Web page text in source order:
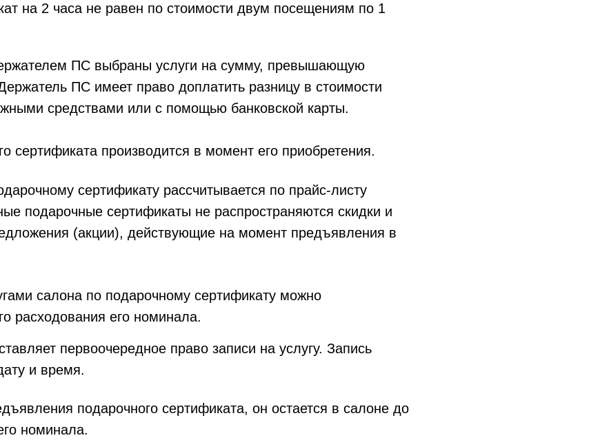
на 2 часа не равен по стоимости двум посещениям по 1
ПС выбраны услуги на сумму, превышающую
ПС имеет право доплатить разницу в стоимости
средствами или с помощью банковской карты.
сертификата производится в момент его приобретения.
сертификату рассчитывается по прайс-листу
подарочные сертификаты не распространяются скидки и
(акции), действующие на момент предъявления в
салона по подарочному сертификату можно
расходования его номинала.
первоочередное право записи на услугу. Запись
и время.
подарочного сертификата, он остается в салоне до
номинала.